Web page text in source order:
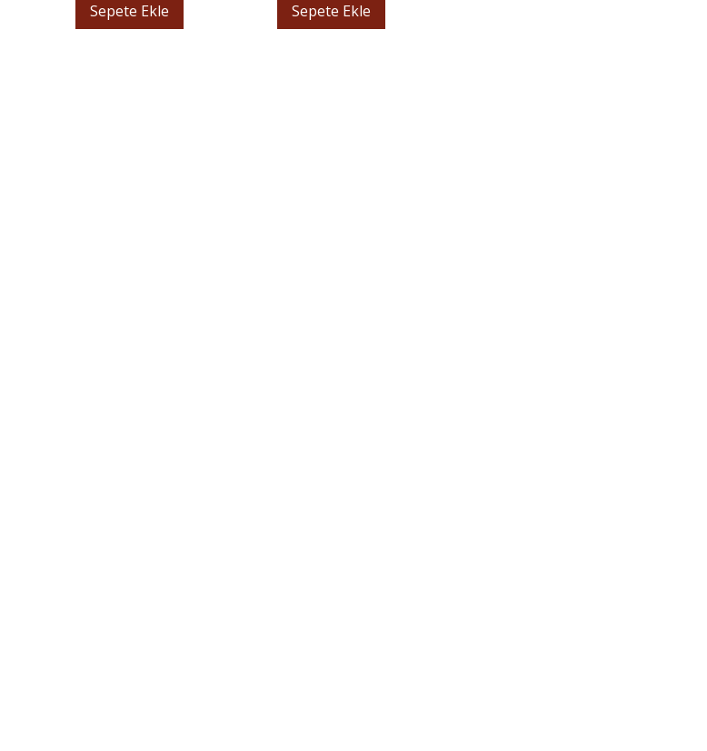
Sepete Ekle
Sepete Ekle